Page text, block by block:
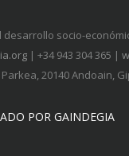
socio-
| +34 943 304 365 |
20140 Andoain,
POR GAINDEGIA